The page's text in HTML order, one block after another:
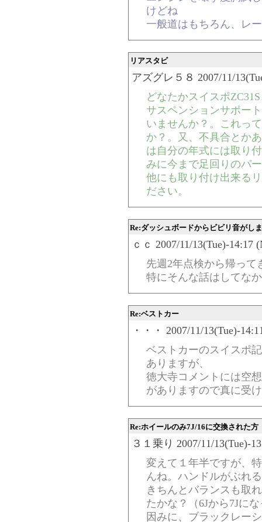
けどね
一般道はもちろん、レ
リアスタビ
アズグレ５８ 2007/11/
どなたかスイスポ
サスペンションサポー
いませんか？。これっ
か？。又、不具合とか
は自分の年式には取り
みに今まで足回りのパ
他にも取り付け出来る
ださい。
Re:ダッシュボードからビビリ音がし
ｃｃ 2007/11/13(Tue)-14:17
先週2年点検から帰って
特にそんな話はしてな
Re:ベストカー
・・・ 2007/11/13(Tue)-
ベストカーのスイスポ
ありますが、
徳大寺コメントには空
がありますので真に受
Re:ホイールのみ7J/16に交換された方
３１乗り 2007/11/13(Tue)-
変えて１年半ですが、
んね。ハンドルがぶれ
きちんとバランスも取
たかな？（6Jから7Jに
因みに、ブラックレー